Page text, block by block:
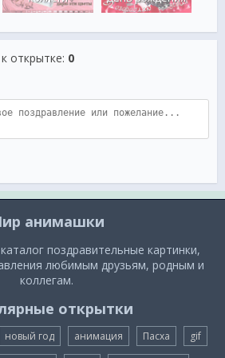
открытке: 0
анимашки
поздравительные картинки,
любимым друзьям, родным и
коллегам.
открытки
новый год анимация Пасха gif